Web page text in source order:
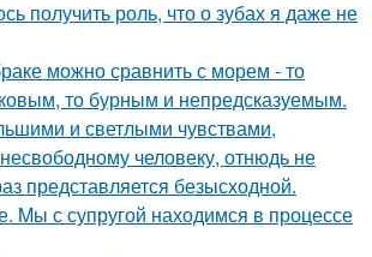
получить роль, что о зубах я даже не
можно сравнить с морем - то
то бурным и непредсказуемым.
и светлыми чувствами,
человеку, отнюдь не
представляется безысходной.
Mы с супругой находимся в процессе